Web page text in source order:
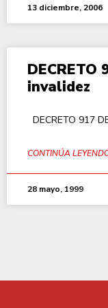
13 diciembre, 2006
DECRETO
invalidez
DECRETO 917
CONTINÚA
28 mayo, 1999